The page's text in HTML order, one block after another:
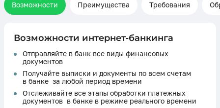
Возможности Преимущества Требования
Возможности интернет-банкинга
Отправляйте в банк все виды финансовых
документов
Получайте выписки и документы по всем счетам
в банке за любой период времени
Отслеживайте все этапы обработки платежных
документов в банке в режиме реального времени